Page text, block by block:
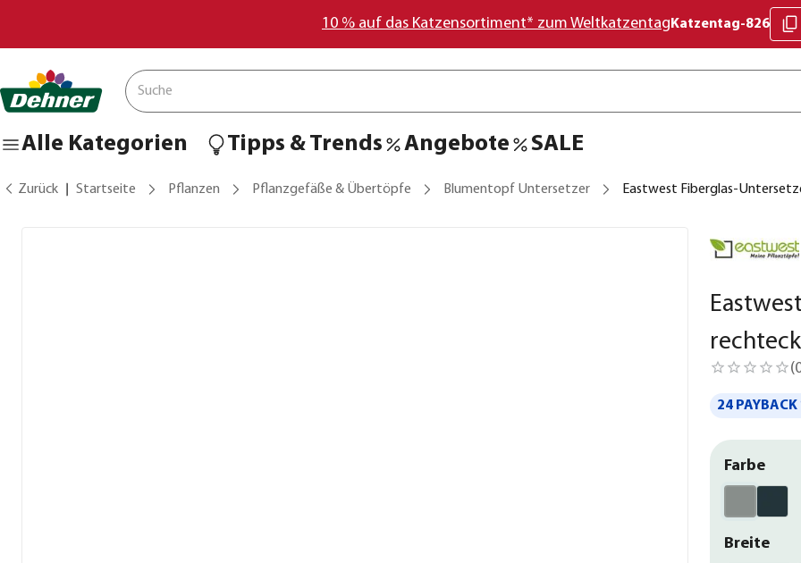
10 % auf das Katzensortiment* zum Weltkatzentag Katzentag-826
Alle Kategorien Tipps & Trends Angebote SALE
Zurück Startseite Pflanzen Pflanzgefäße & Übertöpfe Blumentopf Untersetzer Eastwest Fiberglas-
(
24
Farbe
Breite